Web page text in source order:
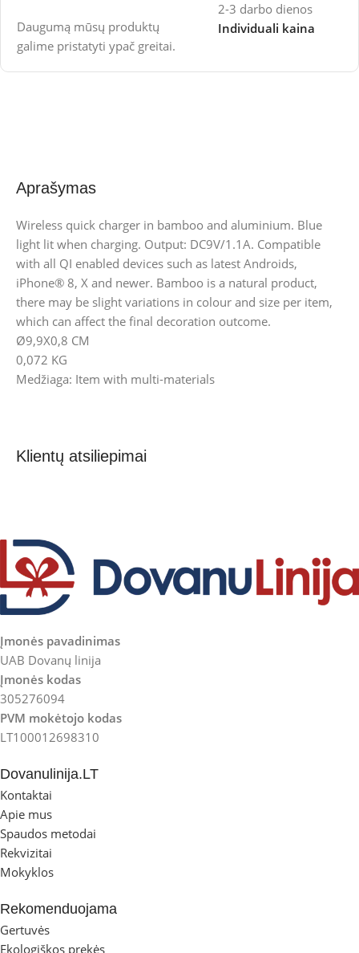
Daugumą mūsų produktų
galime pristatyti ypač greitai.
2-3 darbo dienos
Individuali kaina
Aprašymas
Wireless quick charger in bamboo and aluminium. Blue
light lit when charging. Output: DC9V/1.1A. Compatible
with all QI enabled devices such as latest Androids,
iPhone® 8, X and newer. Bamboo is a natural product,
there may be slight variations in colour and size per item,
which can affect the final decoration outcome.
Ø9,9X0,8 CM
0,072 KG
Medžiaga: Item with multi-materials
Klientų atsiliepimai
Įmonės pavadinimas
UAB Dovanų linija
Įmonės kodas
305276094
PVM mokėtojo kodas
LT100012698310
Dovanulinija.LT
Kontaktai
Apie mus
Spaudos metodai
Rekvizitai
Mokyklos
Rekomenduojama
Gertuvės
Ekologiškos prekės